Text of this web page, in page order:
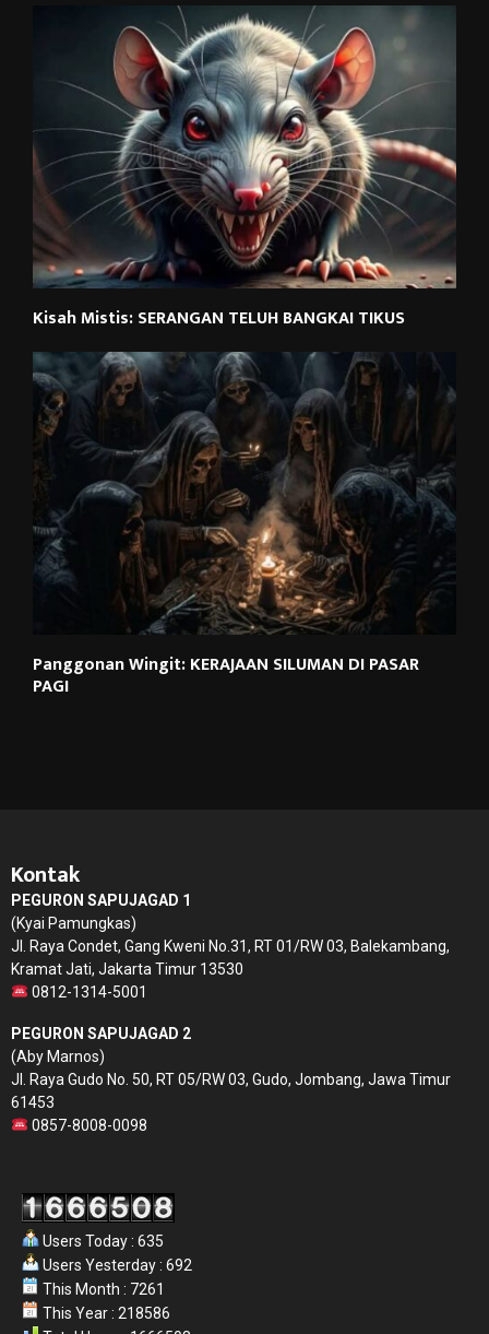
Kisah Mistis: SERANGAN TELUH BANGKAI TIKUS
Panggonan Wingit: KERAJAAN SILUMAN DI PASAR
PAGI
Kontak
PEGURON SAPUJAGAD 1
(Kyai Pamungkas)
Jl. Raya Condet, Gang Kweni No.31, RT 01/RW 03, Balekambang,
Kramat Jati, Jakarta Timur 13530
0812-1314-5001
PEGURON SAPUJAGAD 2
(Aby Marnos)
Jl. Raya Gudo No. 50, RT 05/RW 03, Gudo, Jombang, Jawa Timur
61453
0857-8008-0098
Users Today : 635
Users Yesterday : 692
This Month : 7261
This Year : 218586